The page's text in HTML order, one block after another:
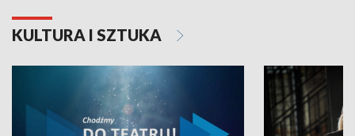
KULTURA I SZTUKA